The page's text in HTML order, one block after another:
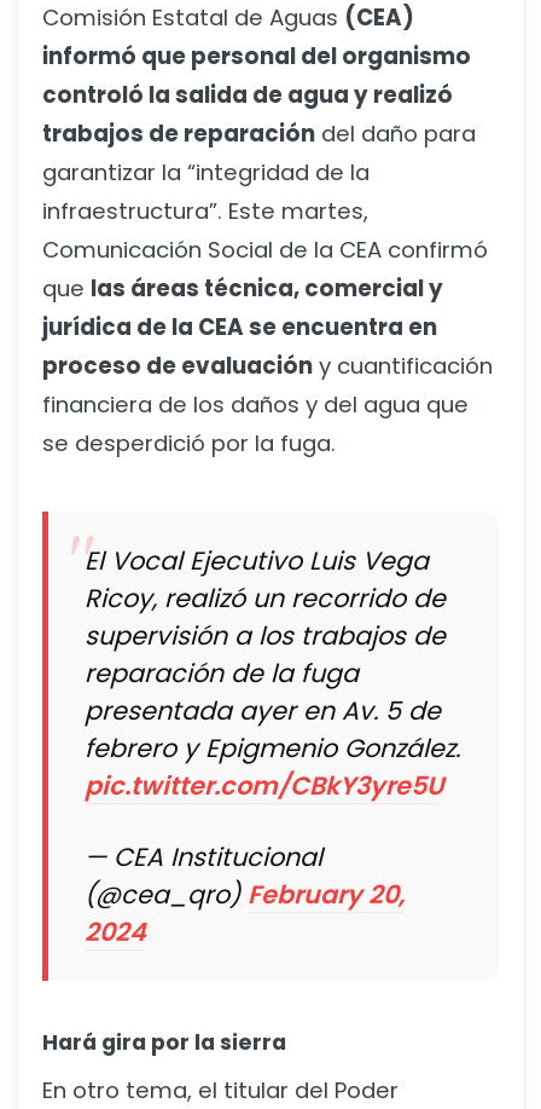
Comisión Estatal de Aguas (CEA)
informó que personal del organismo
controló la salida de agua y realizó
trabajos de reparación del daño para
garantizar la “integridad de la
infraestructura”. Este martes,
Comunicación Social de la CEA confirmó
que las áreas técnica, comercial y
jurídica de la CEA se encuentra en
proceso de evaluación y cuantificación
financiera de los daños y del agua que
se desperdició por la fuga.
El Vocal Ejecutivo Luis Vega
Ricoy, realizó un recorrido de
supervisión a los trabajos de
reparación de la fuga
presentada ayer en Av. 5 de
febrero y Epigmenio González.
pic.twitter.com/CBkY3yre5U
— CEA Institucional
(@cea_qro) February 20,
2024
Hará gira por la sierra
En otro tema, el titular del Poder